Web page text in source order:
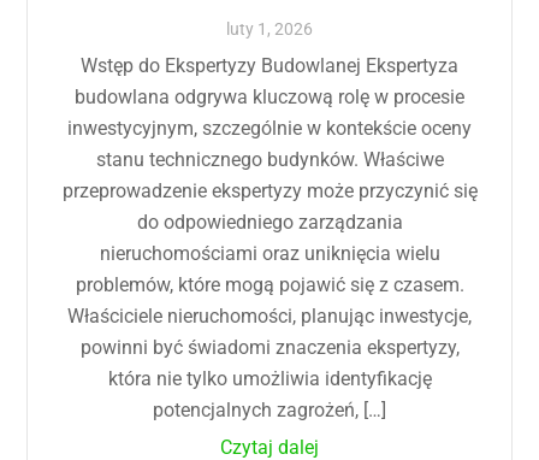
luty 1 , 2026
Wstęp do Ekspertyzy Budowlanej Ekspertyza
budowlana odgrywa kluczową rolę w procesie
inwestycyjnym, szczególnie w kontekście oceny
stanu technicznego budynków. Właściwe
przeprowadzenie ekspertyzy może przyczynić się
do odpowiedniego zarządzania
nieruchomościami oraz uniknięcia wielu
problemów, które mogą pojawić się z czasem.
Właściciele nieruchomości, planując inwestycje,
powinni być świadomi znaczenia ekspertyzy,
która nie tylko umożliwia identyfikację
potencjalnych zagrożeń, […]
Czytaj dalej